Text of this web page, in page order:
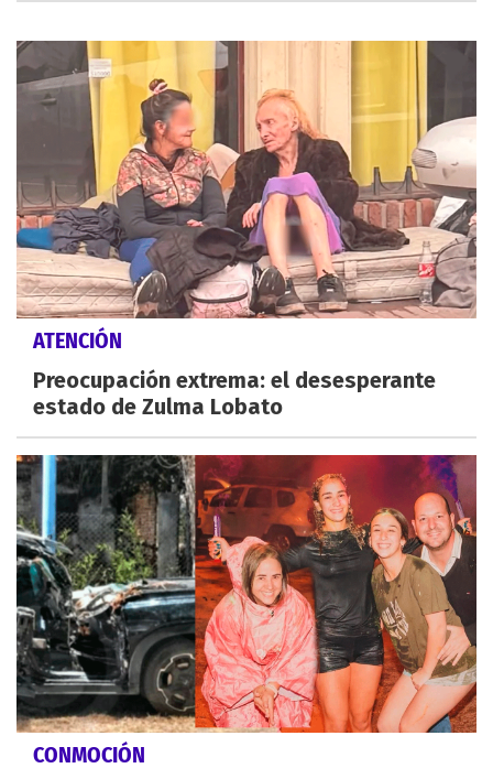
ATENCIÓN
Preocupación extrema: el desesperante
estado de Zulma Lobato
CONMOCIÓN